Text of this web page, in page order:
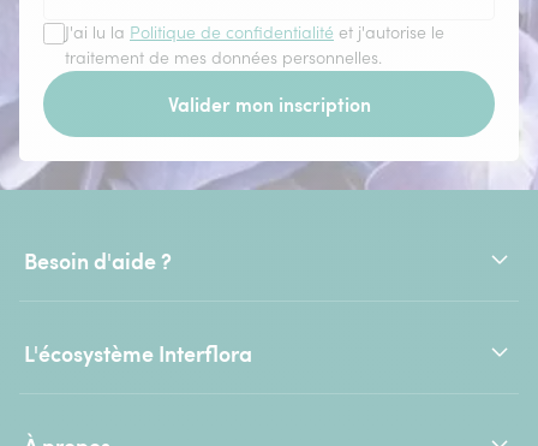
J'ai lu la Politique de confidentialité et j'autorise le
traitement de mes données personnelles.
Valider mon inscription
Besoin d'aide ?
L'écosystème Interflora